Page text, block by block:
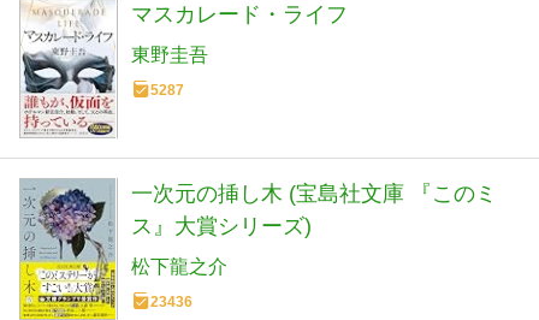
マスカレード・ライフ
東野圭吾
5287
一次元の挿し木 (宝島社文庫 『このミ
ス』大賞シリーズ)
松下龍之介
23436